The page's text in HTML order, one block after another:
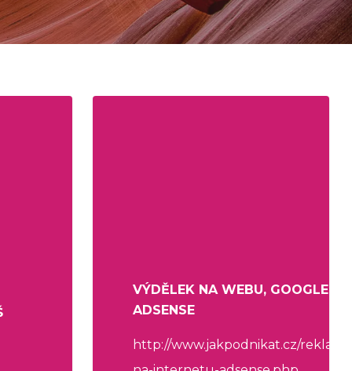
VÝDĚLEK NA WEBU, GOOGLE
ADSENSE
http://www.jakpodnikat.cz/